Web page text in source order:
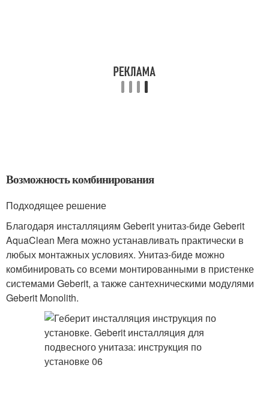
Возможность комбинирования
Подходящее решение
Благодаря инсталляциям Geberit унитаз-биде Geberit
AquaClean Mera можно устанавливать практически в
любых монтажных условиях. Унитаз-биде можно
комбинировать со всеми монтированными в пристенке
системами Geberit, а также сантехническими модулями
Geberit Monolith.